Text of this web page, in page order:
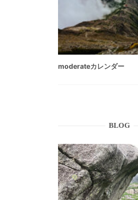
moderateカレンダー
BLOG